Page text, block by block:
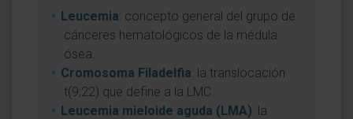
Leucemia: concepto general del grupo de
cánceres hematológicos de la médula
ósea.
Cromosoma Filadelfia: la translocación
t(9;22) que define a la LMC.
Leucemia mieloide aguda (LMA): la